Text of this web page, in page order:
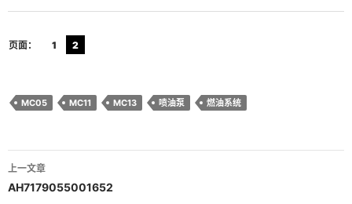
页面： 1 2
MC05 MC11 MC13 喷油泵 燃油系统
文
章
上一文章
AH7179055001652